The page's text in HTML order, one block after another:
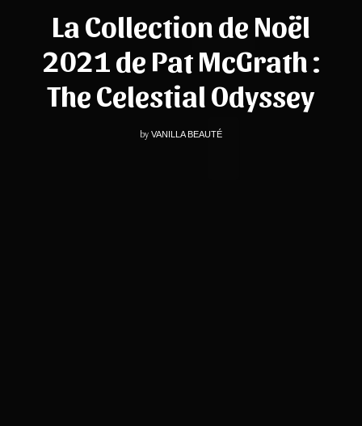
La Collection de Noël
2021 de Pat McGrath :
The Celestial Odyssey
by VANILLA BEAUTÉ